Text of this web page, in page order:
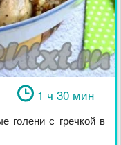
1 ч 30 мин
голени с гречкой в